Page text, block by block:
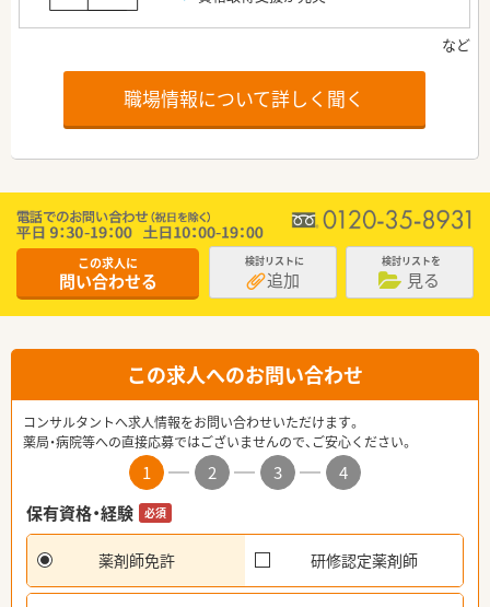
職場情報について詳しく聞く
この求人に
問い合わせる
検討リストに
追加
検討リストを
見る
この求人へのお問い合わせ
コンサルタントへ求人情報をお問い合わせいただけます。
薬局・病院等への直接応募ではございませんので、ご安心ください。
1 2 3
4
保有資格・経験
必須
薬剤師免許 研修認定薬剤師